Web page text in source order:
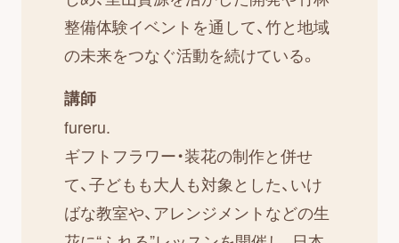
整備体験イベントを通して、竹と地域
の未来をつなぐ活動を続けている。
講師
fureru.
ギフトフラワー・装花の制作と併せ
て、子どもも大人も対象とした、いけ
ばな教室や、アレンジメントなどの生